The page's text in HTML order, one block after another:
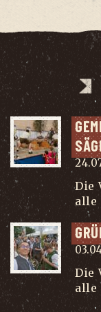
Die
alle
Die
alle